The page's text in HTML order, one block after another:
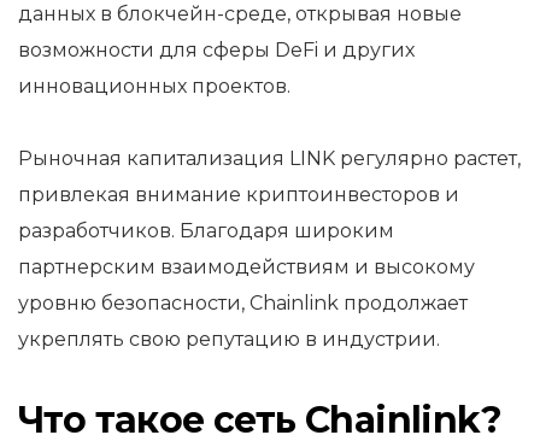
данных в блокчейн-среде, открывая новые
возможности для сферы DeFi и других
инновационных проектов.
Рыночная капитализация LINK регулярно растет,
привлекая внимание криптоинвесторов и
разработчиков. Благодаря широким
партнерским взаимодействиям и высокому
уровню безопасности, Chainlink продолжает
укреплять свою репутацию в индустрии.
Что такое сеть Chainlink?